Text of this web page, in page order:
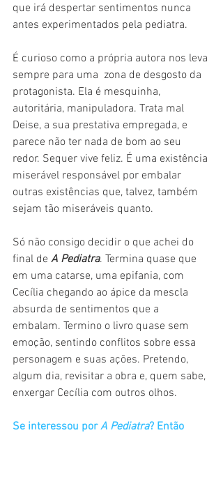
que irá despertar sentimentos nunca
antes experimentados pela pediatra.
É curioso como a própria autora nos leva
sempre para uma  zona de desgosto da
protagonista. Ela é mesquinha,
autoritária, manipuladora. Trata mal
Deise, a sua prestativa empregada, e
parece não ter nada de bom ao seu
redor. Sequer vive feliz. É uma existência
miserável responsável por embalar
outras existências que, talvez, também
sejam tão miseráveis quanto.
Só não consigo decidir o que achei do
final de A Pediatra. Termina quase que
em uma catarse, uma epifania, com
Cecília chegando ao ápice da mescla
absurda de sentimentos que a
embalam. Termino o livro quase sem
emoção, sentindo conflitos sobre essa
personagem e suas ações. Pretendo,
algum dia, revisitar a obra e, quem sabe,
enxergar Cecília com outros olhos.
Se interessou por A Pediatra? Então